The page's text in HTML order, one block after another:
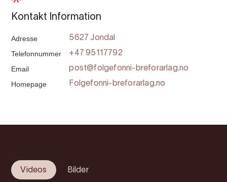
Kontakt Information
Adresse 5627 Jondal
Telefonnummer +47 95117792
Email post@folgefonni-breforarlag.no
Homepage Folgefonni-breforarlag.no
Videos Bilder